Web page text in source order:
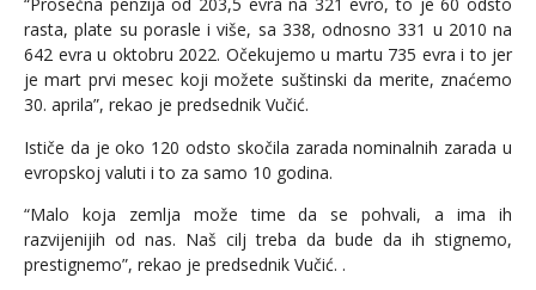
rasta, plate su porasle i više, sa 338, odnosno 331 u 2010 na
642 evra u oktobru 2022. Očekujemo u martu 735 evra i to jer
je mart prvi mesec koji možete suštinski da merite, znaćemo
30. aprila”, rekao je predsednik Vučić.
Ističe da je oko 120 odsto skočila zarada nominalnih zarada u
evropskoj valuti i to za samo 10 godina.
“Malo koja zemlja može time da se pohvali, a ima ih
razvijenijih od nas. Naš cilj treba da bude da ih stignemo,
prestignemo”, rekao je predsednik Vučić. .